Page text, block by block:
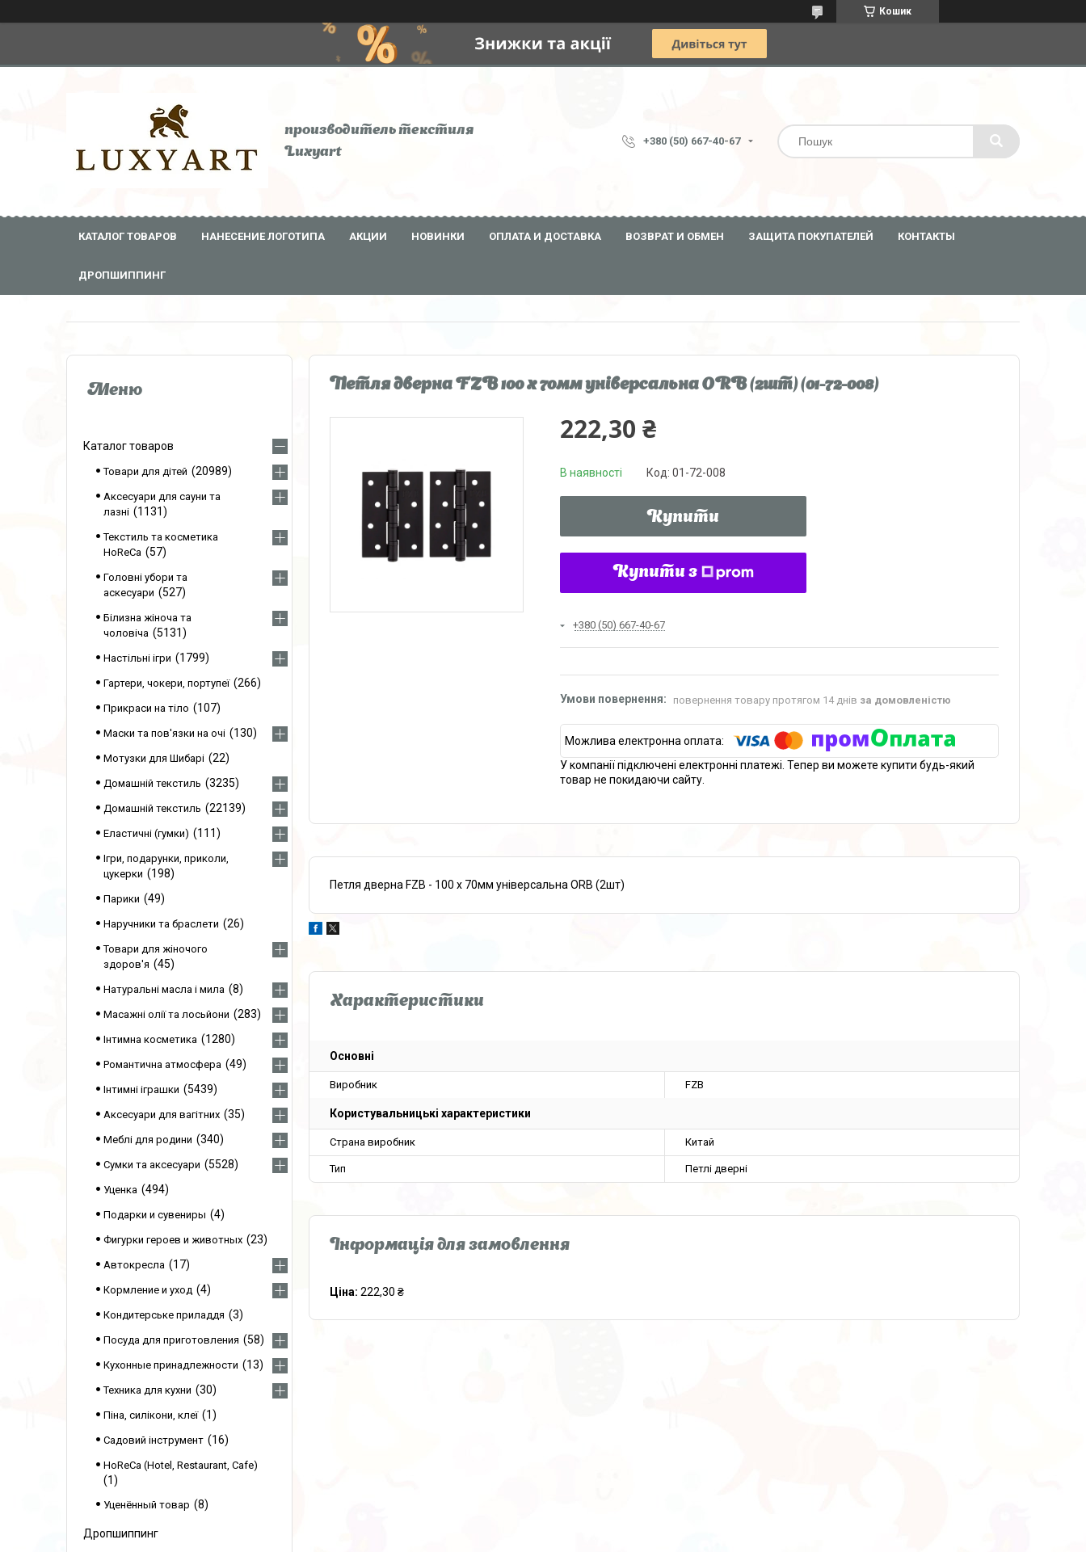
Кошик
производитель текстиля
Luxyart
+380 (50) 667-40-67
КАТАЛОГ ТОВАРОВ НАНЕСЕНИЕ ЛОГОТИПА АКЦИИ НОВИНКИ ОПЛАТА И ДОСТАВКА ВОЗВРАТ И ОБМЕН ЗАЩИТА ПОКУПАТЕЛЕЙ КОНТАКТЫ
ДРОПШИППИНГ
Петля дверна FZB 100 x 70мм універсальна ORB (2шт) (01-72-008)
222,30 ₴
В наявності Код: 01-72-008
Купити
Купити з
+380 (50) 667-40-67
повернення товару протягом 14 днів за домовленістю
У компанії підключені електронні платежі. Тепер ви можете купити будь-який
товар не покидаючи сайту.
Петля дверна FZB - 100 x 70мм універсальна ORB (2шт)
Характеристики
Основні
Виробник FZB
Користувальницькі характеристики
Страна виробник Китай
Тип Петлі дверні
Інформація для замовлення
Ціна: 222,30 ₴
Каталог товаров
Товари для дітей 20989
Аксесуари для сауни та
лазні
1131
Текстиль та косметика
HoReCa
57
Головні убори та
аскесуари
527
Білизна жіноча та
чоловіча
5131
Настільні ігри 1799
Гартери, чокери, портупеї 266
Прикраси на тіло 107
Маски та пов'язки на очі 130
Мотузки для Шибарі 22
Домашній текстиль 3235
Домашній текстиль 22139
Еластичні (гумки) 111
Ігри, подарунки, приколи,
цукерки
198
Парики 49
Наручники та браслети 26
Товари для жіночого
здоров'я
45
Натуральні масла і мила 8
Масажні олії та лосьйони 283
Інтимна косметика 1280
Романтична атмосфера 49
Інтимні іграшки 5439
Аксесуари для вагітних 35
Меблі для родини 340
Сумки та аксесуари 5528
Уценка 494
Подарки и сувениры 4
Фигурки героев и животных 23
Автокресла 17
Кормление и уход 4
Кондитерське приладдя 3
Посуда для приготовления 58
Кухонные принадлежности 13
Техника для кухни 30
Піна, силікони, клеї 1
Садовий інструмент 16
HoReCa (Hotel, Restaurant, Cafe)
1
Уценённый товар 8
Дропшиппинг